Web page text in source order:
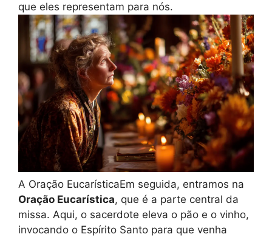
que eles representam para nós.
A Oração EucarísticaEm seguida, entramos na
Oração Eucarística, que é a parte central da
missa. Aqui, o sacerdote eleva o pão e o vinho,
invocando o Espírito Santo para que venha